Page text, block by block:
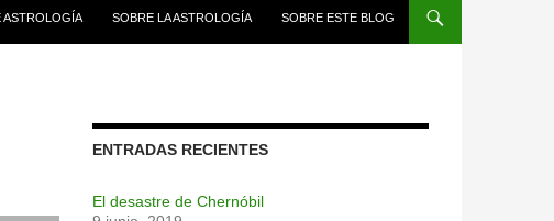
ASTROLOGÍA SOBRE LA ASTROLOGÍA SOBRE ESTE BLOG
ENTRADAS RECIENTES
El desastre de Chernóbil